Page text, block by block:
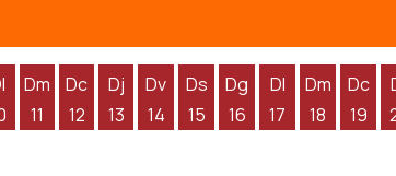
Dm
11
Dc
12
Dj
13
Dv
14
Ds
15
Dg
16
Dl
17
Dm
18
Dc
19